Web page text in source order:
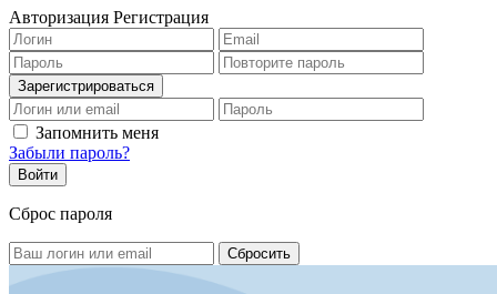
Авторизация Регистрация
Запомнить меня
Забыли пароль?
Сброс пароля